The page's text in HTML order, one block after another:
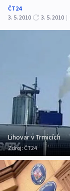
ČT24
3. 5. 2010
3. 5. 2010 |
Lihovar v Trmicích
Zdroj: ČT24